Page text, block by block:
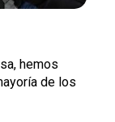
hemos
de los